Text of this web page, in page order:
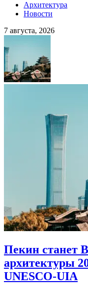
Архитектура
Новости
7 августа, 2026
Пекин станет
архитектуры
UNESCO-UIA